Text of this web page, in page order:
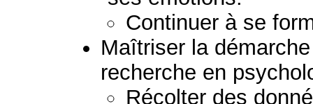
Continuer à se
Maîtriser la
recherche en
Récolter des